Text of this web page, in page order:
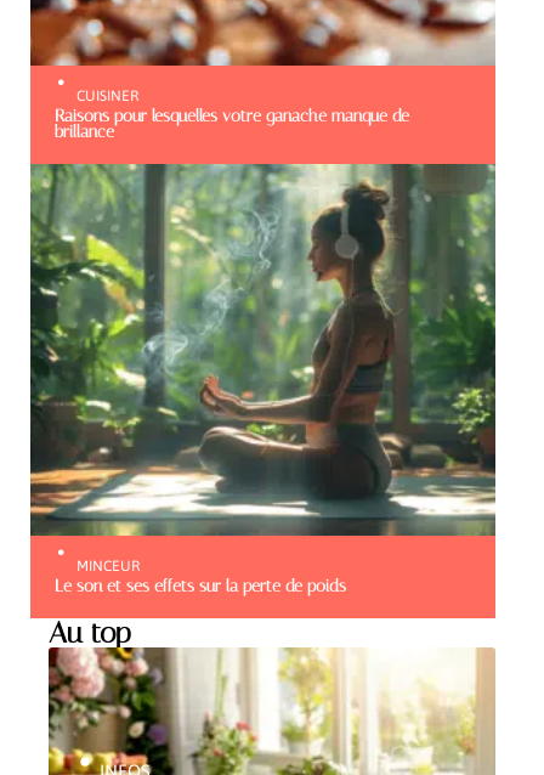
CUISINER
Raisons pour lesquelles votre ganache manque de
brillance
MINCEUR
Le son et ses effets sur la perte de poids
Au top